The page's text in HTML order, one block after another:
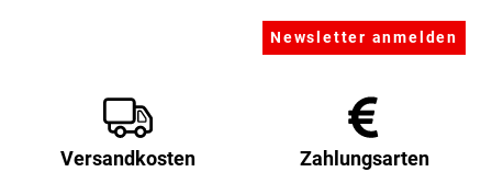
Versandkosten
Zahlungsarten